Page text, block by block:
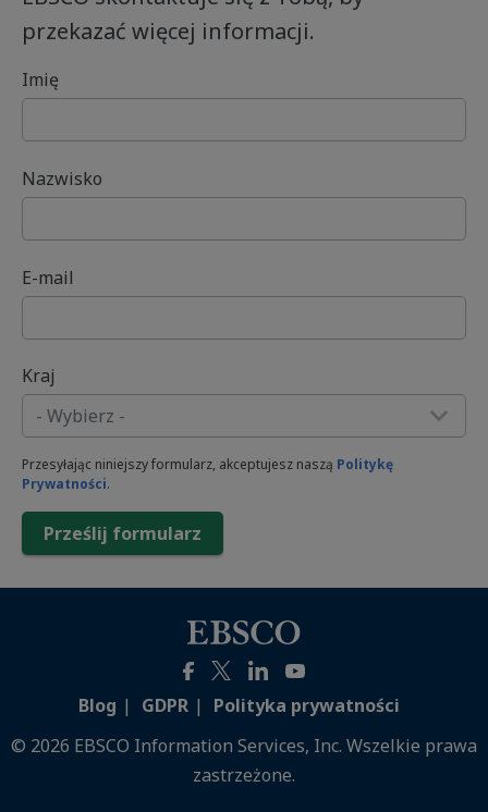
przekazać więcej informacji.
Imię
Nazwisko
E-mail
Kraj
Przesyłając niniejszy formularz, akceptujesz naszą Politykę
Prywatności.
Prześlij formularz
Blog GDPR
Polityka prywatności
© 2026 EBSCO Information Services, Inc. Wszelkie prawa
zastrzeżone.